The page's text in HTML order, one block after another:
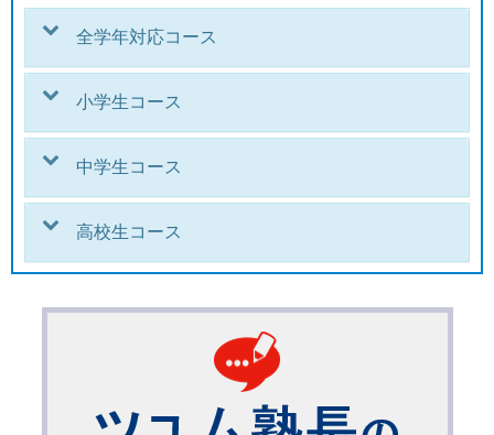
全学年対応コース
小学生コース
中学生コース
高校生コース